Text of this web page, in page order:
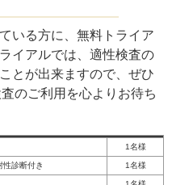
いる方に、無料トライア
イアルでは、適性検査の
とが出来ますので、ぜひ
のご利用を心よりお待ち
1名様
性診断付き 1名様